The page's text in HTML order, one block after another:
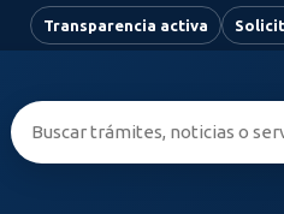
Transparencia activa
Buscar: